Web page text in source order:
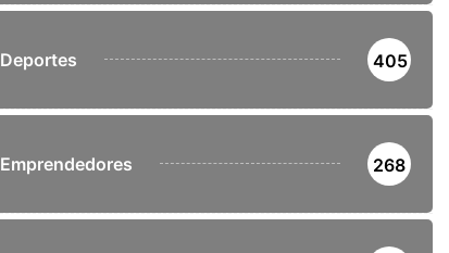
Deportes 405
Emprendedores 268